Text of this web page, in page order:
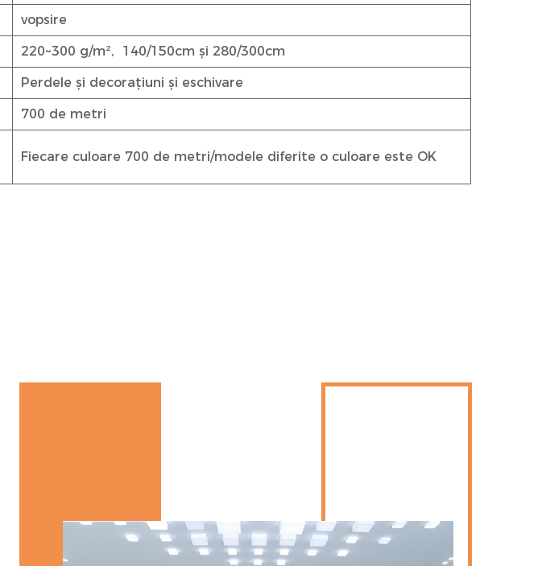
vopsire
220~300 g/m², 140/150cm și 280/300cm
Perdele și decorațiuni și eschivare
700 de metri
Fiecare culoare 700 de metri/modele diferite o culoare este OK